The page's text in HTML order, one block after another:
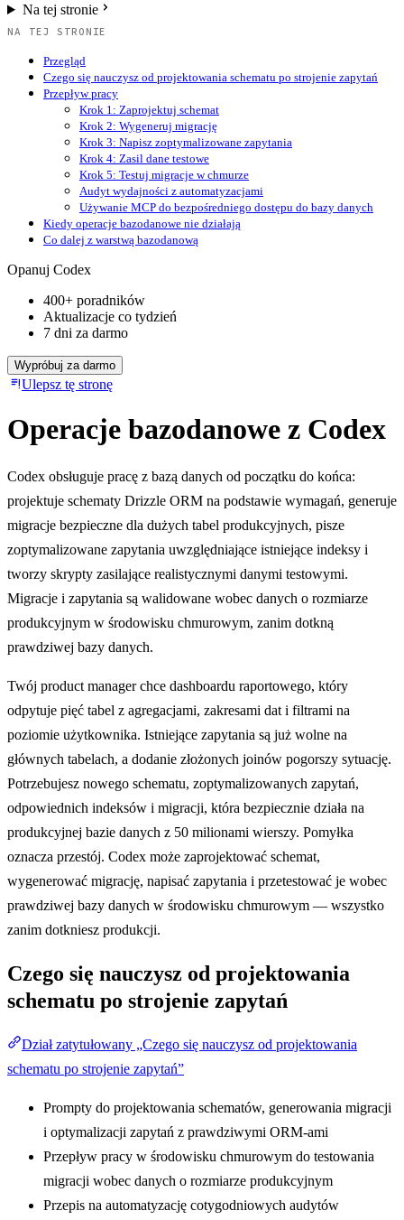
Na tej stronie
NA TEJ STRONIE
Przegląd
Czego się nauczysz od projektowania schematu po strojenie zapytań
Przepływ pracy
Krok 1: Zaprojektuj schemat
Krok 2: Wygeneruj migrację
Krok 3: Napisz zoptymalizowane zapytania
Krok 4: Zasil dane testowe
Krok 5: Testuj migracje w chmurze
Audyt wydajności z automatyzacjami
Używanie MCP do bezpośredniego dostępu do bazy danych
Kiedy operacje bazodanowe nie działają
Co dalej z warstwą bazodanową
Opanuj Codex
400+ poradników
Aktualizacje co tydzień
7 dni za darmo
Wypróbuj za darmo
Ulepsz tę stronę
Operacje bazodanowe z Codex
Codex obsługuje pracę z bazą danych od początku do końca:
projektuje schematy Drizzle ORM na podstawie wymagań, generuje
migracje bezpieczne dla dużych tabel produkcyjnych, pisze
zoptymalizowane zapytania uwzględniające istniejące indeksy i
tworzy skrypty zasilające realistycznymi danymi testowymi.
Migracje i zapytania są walidowane wobec danych o rozmiarze
produkcyjnym w środowisku chmurowym, zanim dotkną
prawdziwej bazy danych.
Twój product manager chce dashboardu raportowego, który
odpytuje pięć tabel z agregacjami, zakresami dat i filtrami na
poziomie użytkownika. Istniejące zapytania są już wolne na
głównych tabelach, a dodanie złożonych joinów pogorszy sytuację.
Potrzebujesz nowego schematu, zoptymalizowanych zapytań,
odpowiednich indeksów i migracji, która bezpiecznie działa na
produkcyjnej bazie danych z 50 milionami wierszy. Pomyłka
oznacza przestój. Codex może zaprojektować schemat,
wygenerować migrację, napisać zapytania i przetestować je wobec
prawdziwej bazy danych w środowisku chmurowym — wszystko
zanim dotkniesz produkcji.
Czego się nauczysz od projektowania
schematu po strojenie zapytań
Dział zatytułowany „Czego się nauczysz od projektowania
schematu po strojenie zapytań”
Prompty do projektowania schematów, generowania migracji
i optymalizacji zapytań z prawdziwymi ORM-ami
Przepływ pracy w środowisku chmurowym do testowania
migracji wobec danych o rozmiarze produkcyjnym
Przepis na automatyzację cotygodniowych audytów